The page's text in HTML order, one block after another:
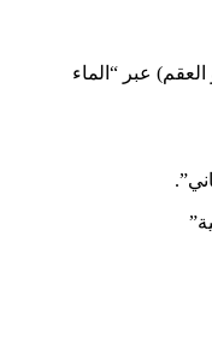
عبر “الماء